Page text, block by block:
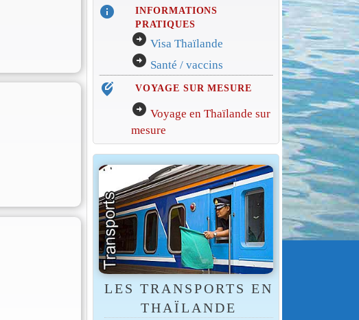
info
INFORMATIONS
PRATIQUES
arrow_circle_right Visa Thaïlande
arrow_circle_right Santé / vaccins
edit_location_alt VOYAGE SUR MESURE
arrow_circle_right Voyage en Thaïlande sur
mesure
LES TRANSPORTS EN
THAÏLANDE